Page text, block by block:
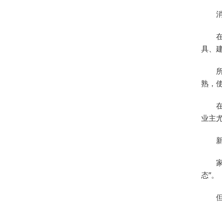
具、
熟，
业主
态”。